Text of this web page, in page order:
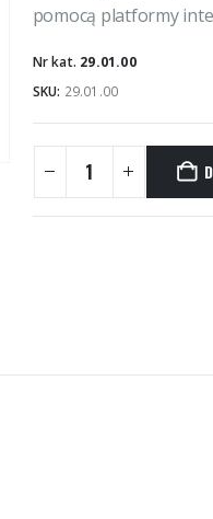
pomocą platformy
Nr kat. 29.01.00
SKU: 29.01.00